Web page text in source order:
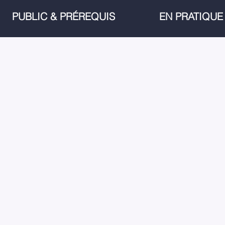
PUBLIC & PRÉREQUIS EN PRATIQUE